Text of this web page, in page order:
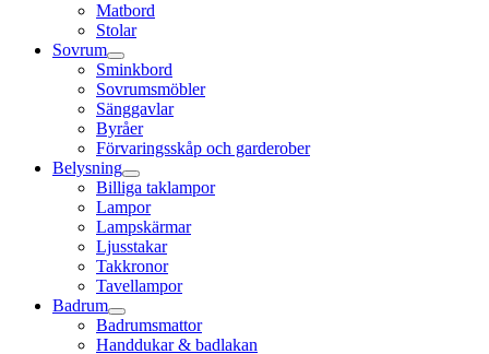
Matbord
Stolar
Sovrum
Sminkbord
Sovrumsmöbler
Sänggavlar
Byråer
Förvaringsskåp och garderober
Belysning
Billiga taklampor
Lampor
Lampskärmar
Ljusstakar
Takkronor
Tavellampor
Badrum
Badrumsmattor
Handdukar & badlakan